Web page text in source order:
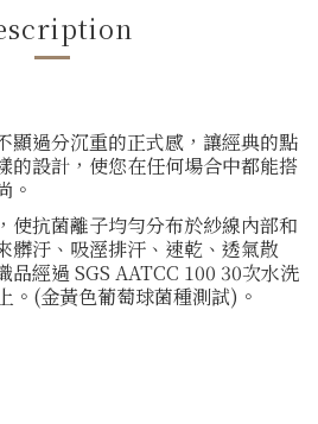
顯過分沉重的正式感，讓經典的點
的設計，使您在任何場合中都能搭
。
使抗菌離子均勻分布於紗線內部和
髒汙、吸溼排汗、速乾、透氣散
品經過 SGS AATCC 100 30次水洗
。(金黃色葡萄球菌種測試)。